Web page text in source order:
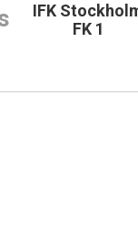
IFK
FK 1